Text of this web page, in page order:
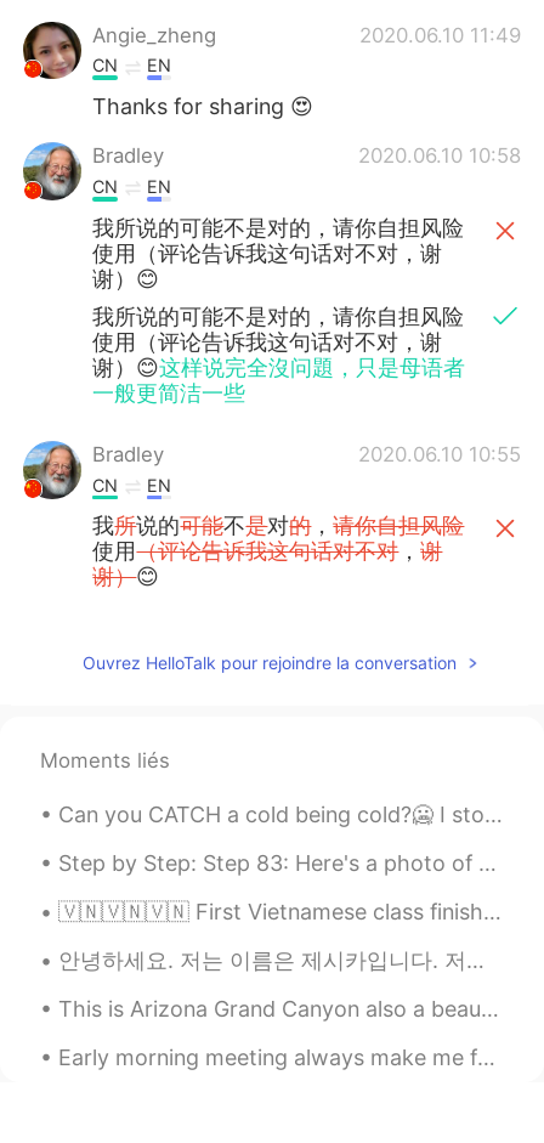
Angie_zheng 2020.06.10 11:49
CN EN
Thanks for sharing 😍
Bradley 2020.06.10 10:58
CN EN
我所说的可能不是对的，请你自担风险
使用（评论告诉我这句话对不对，谢
谢）😊
我所说的可能不是对的，请你自担风险
使用（评论告诉我这句话对不对，谢
谢）😊这样说完全沒问題，只是母语者
一般更简洁一些
Bradley 2020.06.10 10:55
CN EN
我所说的可能不是对的，请你自担风险
使用（评论告诉我这句话对不对，谢
谢）😊
So,poor English is wrong,Thx😂
Bradley 2020.06.10 10:51
CN EN
非常及時和有用的信息！
CN EN
很有用👍
臧荣斌 2020.06.10 08:28
Ouvrez HelloTalk pour rejoindre la conversation
Moments liés
Can you CATCH a cold being cold?🥶 I stood outside for 30 mintues today in the windy, freezing rai...
Step by Step: Step 83: Here's a photo of the moon. 🌜🌛🌚 My camera wouldn't focus it because it w...
🇻🇳🇻🇳🇻🇳 First Vietnamese class finished! We covered the alphabet and tones :) Still very shaky wi...
안녕하세요. 저는 이름은 제시카입니다. 저는 캐나다에 살고 있어요. 저는 한극어를 공부합니다. Hello. My name is Jessica. I live in Canada...
This is Arizona Grand Canyon also a beautiful place in America.. great for meditation and scenery...
Early morning meeting always make me feel tired haha. But I’m glad because I get to go have iced...